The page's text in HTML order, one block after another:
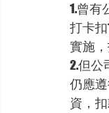
1.曾有
打卡
實施
2.但公
仍應
資，